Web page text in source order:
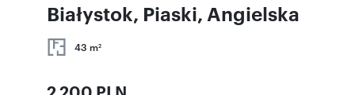
Białystok, Piaski, Angielska
43 m2